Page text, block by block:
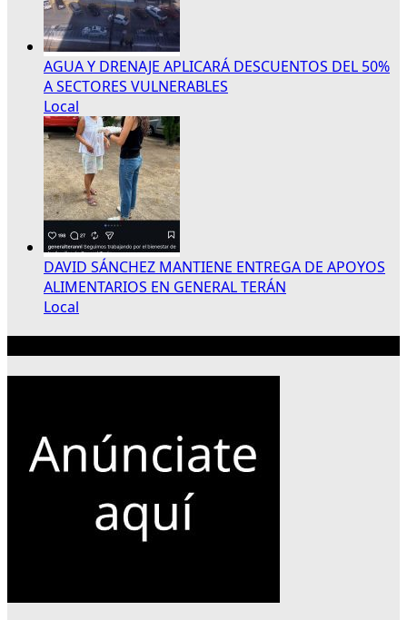
AGUA Y DRENAJE APLICARÁ DESCUENTOS DEL 50%
A SECTORES VULNERABLES
Local
DAVID SÁNCHEZ MANTIENE ENTREGA DE APOYOS
ALIMENTARIOS EN GENERAL TERÁN
Local